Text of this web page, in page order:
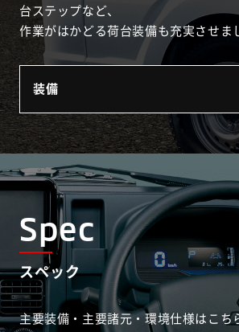
台ステップなど、
作業がはかどる荷台装備も充実させま
装備
Spec
スペック
主要装備・主要諸元・環境仕様はこち